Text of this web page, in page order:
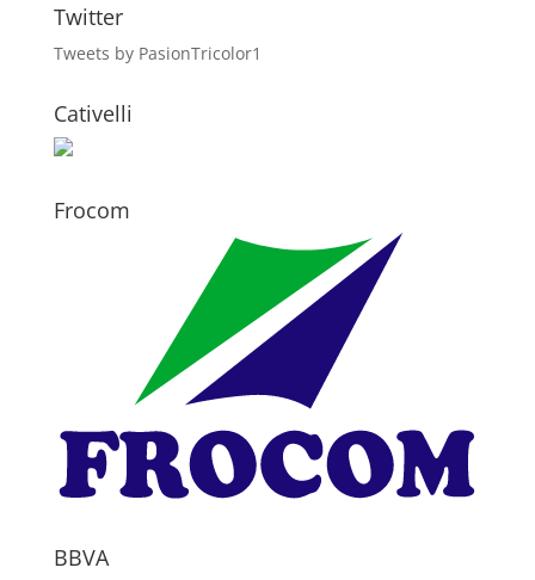
Twitter
Tweets by PasionTricolor1
Cativelli
Frocom
BBVA